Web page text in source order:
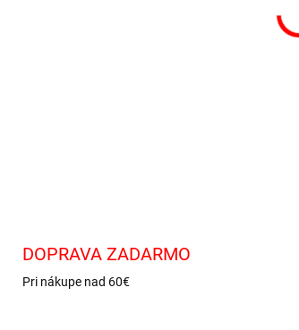
DOPRAVA ZADARMO
Pri nákupe nad 60€